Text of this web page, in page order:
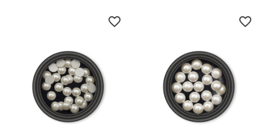
favorite_border favorite_border